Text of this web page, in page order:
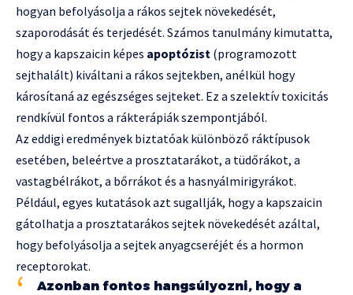
hogyan befolyásolja a rákos sejtek növekedését,
szaporodását és terjedését. Számos tanulmány kimutatta,
hogy a kapszaicin képes apoptózist (programozott
sejthalált) kiváltani a rákos sejtekben, anélkül hogy
károsítaná az egészséges sejteket. Ez a szelektív toxicitás
rendkívül fontos a rákterápiák szempontjából.
Az eddigi eredmények biztatóak különböző ráktípusok
esetében, beleértve a prosztatarákot, a tüdőrákot, a
vastagbélrákot, a bőrrákot és a hasnyálmirigyrákot.
Például, egyes kutatások azt sugallják, hogy a kapszaicin
gátolhatja a prosztatarákos sejtek növekedését azáltal,
hogy befolyásolja a sejtek anyagcseréjét és a hormon
receptorokat.
Azonban fontos hangsúlyozni, hogy a